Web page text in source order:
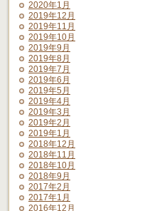
2020年1月
2019年12月
2019年11月
2019年10月
2019年9月
2019年8月
2019年7月
2019年6月
2019年5月
2019年4月
2019年3月
2019年2月
2019年1月
2018年12月
2018年11月
2018年10月
2018年9月
2017年2月
2017年1月
2016年12月